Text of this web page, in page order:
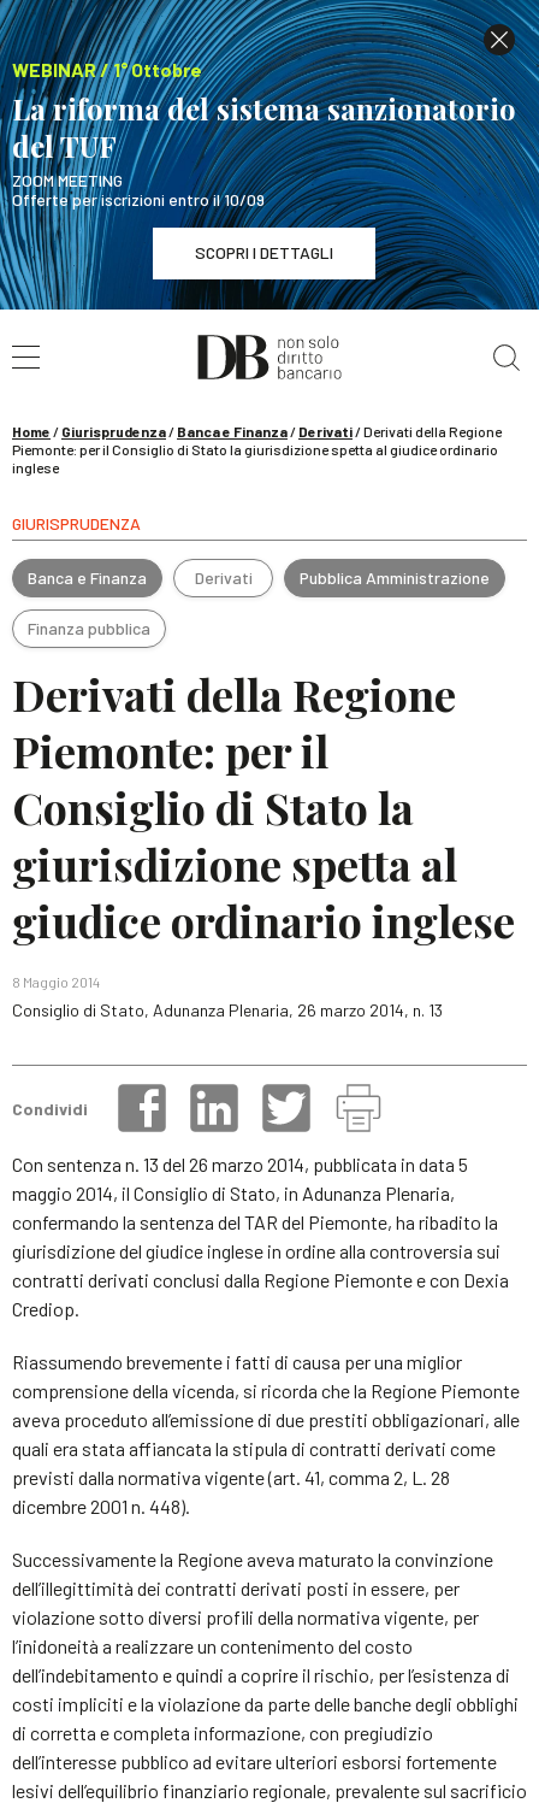
WEBINAR / 1° Ottobre
La riforma del sistema sanzionatorio
del TUF
ZOOM MEETING
Offerte per iscrizioni entro il 10/09
SCOPRI I DETTAGLI
WEBINAR / 1° Ottobre
La riforma del sistema sanzionatorio del TUF
Home / Giurisprudenza/ Banca e Finanza/ Derivati/Derivati della Regione
Piemonte: per il Consiglio di Stato la giurisdizione spetta al giudice ordinario
inglese
GIURISPRUDENZA
Banca e Finanza Derivati Pubblica Amministrazione
Finanza pubblica
Derivati della Regione
Piemonte: per il
Consiglio di Stato la
giurisdizione spetta al
giudice ordinario inglese
8 Maggio 2014
Consiglio di Stato, Adunanza Plenaria, 26 marzo 2014, n. 13
Condividi
Con sentenza n. 13 del 26 marzo 2014, pubblicata in data 5
maggio 2014, il Consiglio di Stato, in Adunanza Plenaria,
confermando la sentenza del TAR del Piemonte, ha ribadito la
giurisdizione del giudice inglese in ordine alla controversia sui
contratti derivati conclusi dalla Regione Piemonte e con Dexia
Crediop.
Riassumendo brevemente i fatti di causa per una miglior
comprensione della vicenda, si ricorda che la Regione Piemonte
aveva proceduto all’emissione di due prestiti obbligazionari, alle
quali era stata affiancata la stipula di contratti derivati come
previsti dalla normativa vigente (art. 41, comma 2, L. 28
dicembre 2001 n. 448).
Successivamente la Regione aveva maturato la convinzione
dell’illegittimità dei contratti derivati posti in essere, per
violazione sotto diversi profili della normativa vigente, per
l’inidoneità a realizzare un contenimento del costo
dell’indebitamento e quindi a coprire il rischio, per l’esistenza di
costi impliciti e la violazione da parte delle banche degli obblighi
di corretta e completa informazione, con pregiudizio
dell’interesse pubblico ad evitare ulteriori esborsi fortemente
lesivi dell’equilibrio finanziario regionale, prevalente sul sacrificio